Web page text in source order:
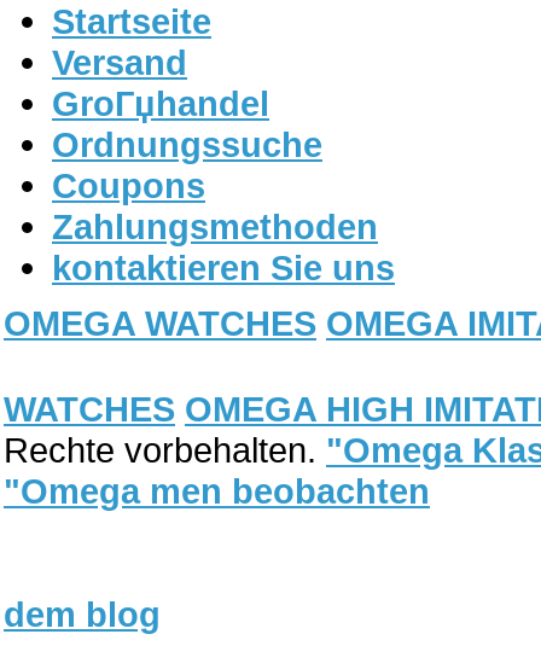
Startseite
Versand
GroГџhandel
Ordnungssuche
Coupons
Zahlungsmethoden
kontaktieren Sie uns
OMEGA WATCHES OMEGA
WATCHES OMEGA HIGH
Rechte vorbehalten. "Omega
"Omega men beobachten
dem blog